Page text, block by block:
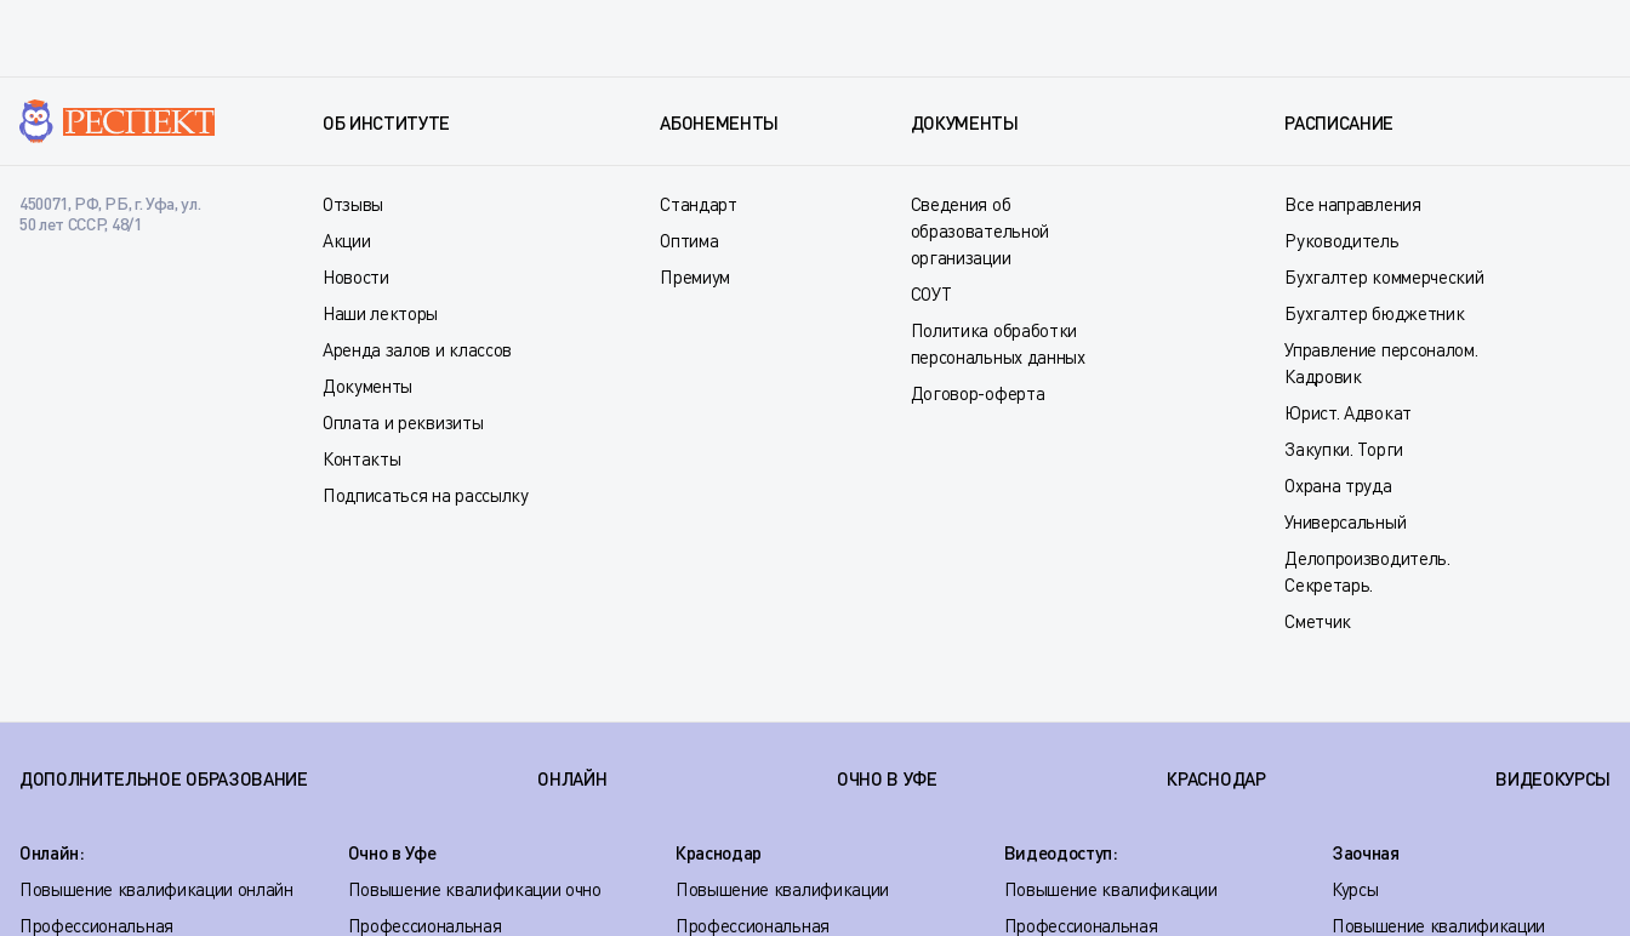
ОБ ИНСТИТУТЕ
Отзывы
Акции
Новости
Наши лекторы
Аренда залов и классов
Документы
Оплата и реквизиты
Контакты
Подписаться на рассылку
АБОНЕМЕНТЫ
Стандарт
Оптима
Премиум
ДОКУМЕНТЫ
Сведения об
образовательной
организации
СОУТ
Политика обработки
персональных данных
Договор-оферта
РАСПИСАНИЕ
Все направления
Руководитель
Бухгалтер коммерческий
Бухгалтер бюджетник
Управление персоналом.
Кадровик
Юрист. Адвокат
Закупки. Торги
Охрана труда
Универсальный
Делопроизводитель.
Секретарь.
Сметчик
450071, РФ, РБ, г. Уфа, ул.
50 лет СССР, 48/1
ДОПОЛНИТЕЛЬНОЕ ОБРАЗОВАНИЕ ОНЛАЙН ОЧНО В УФЕ КРАСНОДАР ВИДЕОКУРСЫ
Онлайн:
Повышение квалификации онлайн
Профессиональная
Очно в Уфе
Повышение квалификации очно
Профессиональная
Краснодар
Повышение квалификации
Профессиональная
Видеодоступ:
Повышение квалификации
Профессиональная
Заочная
Курсы
Повышение квалификации